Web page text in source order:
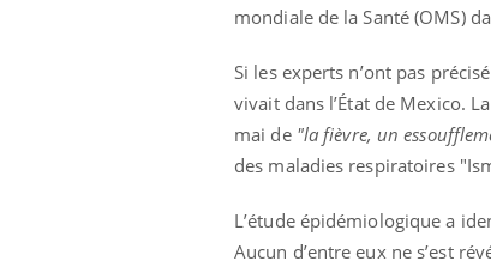
mondiale de la Santé (OMS)
Si les experts n’ont pas
vivait dans l’État de Mexico.
mai de "la fièvre, un
des maladies respiratoires
L’étude épidémiologique a
Aucun d’entre eux ne s’est